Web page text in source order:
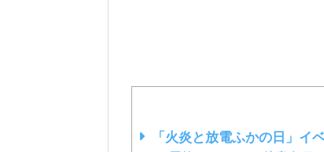
「火炎と放電ふかの日」